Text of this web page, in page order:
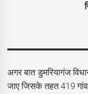
अगर बात डुमरियागंज
जाए जिसके तहत 419